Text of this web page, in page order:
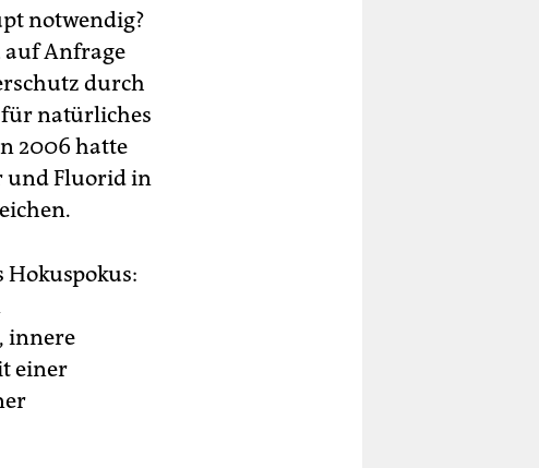
notwendig?
auf Anfrage
durch
für natürliches
2006 hatte
und Fluorid in
Hokuspokus:
innere
einer